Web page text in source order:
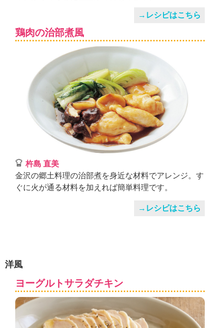
→レシピはこちら
鶏肉の治部煮風
杵島 直美
金沢の郷土料理の治部煮を身近な材料でアレンジ。す
ぐに火が通る材料を加えれば簡単料理です。
→レシピはこちら
洋風
ヨーグルトサラダチキン